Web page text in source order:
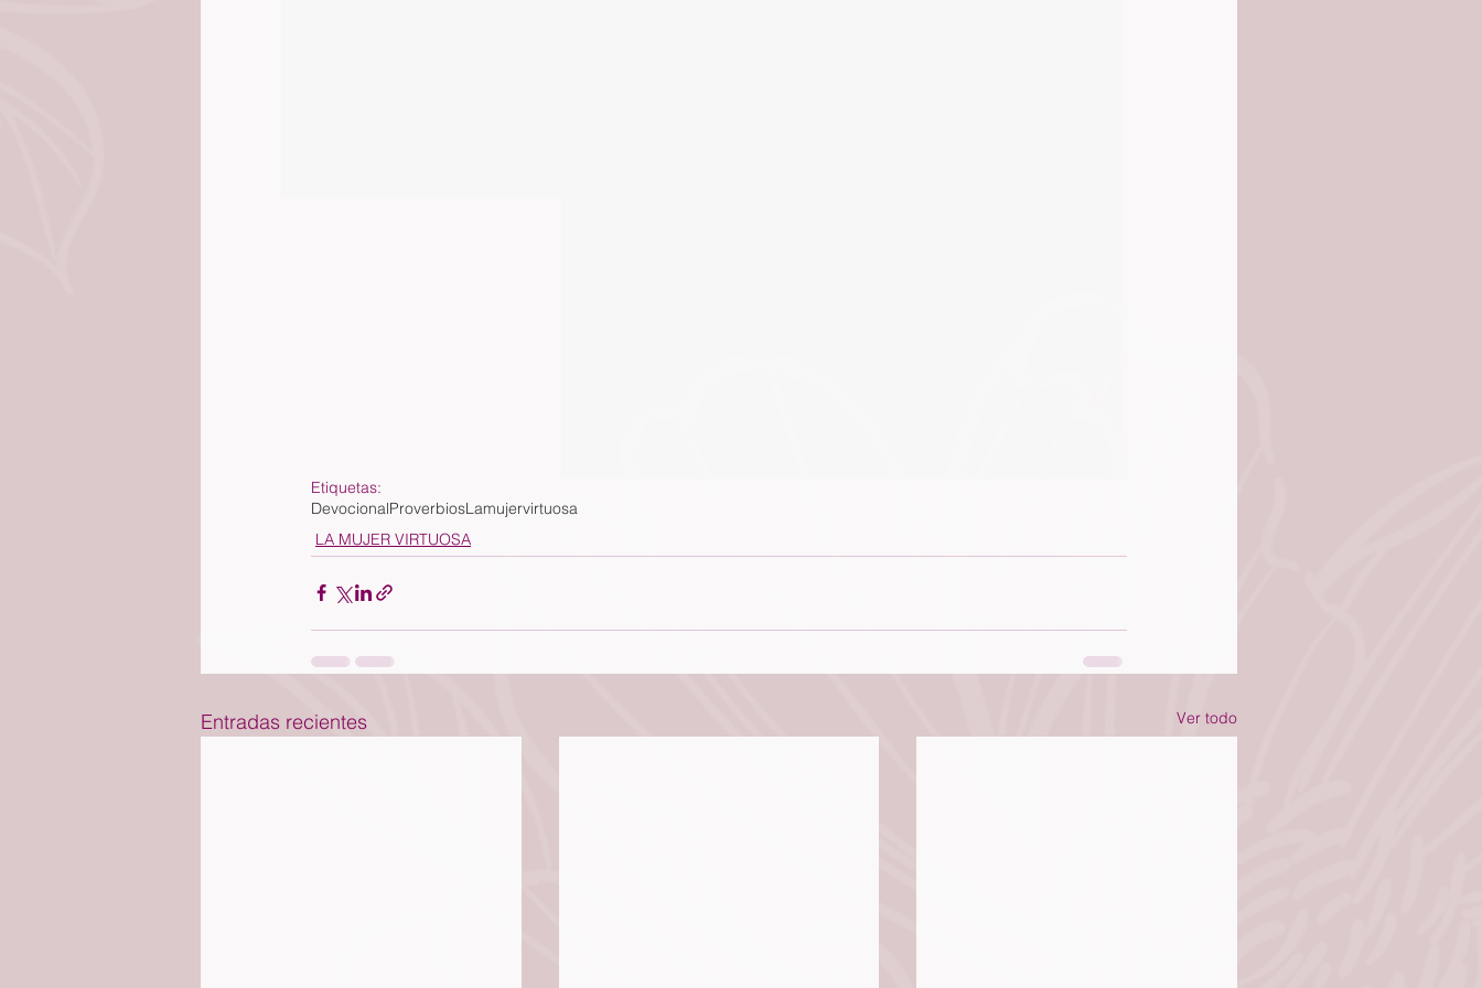
Etiquetas:
DevocionalProverbiosLamujervirtuosa
LA MUJER VIRTUOSA
Entradas recientes Ver todo